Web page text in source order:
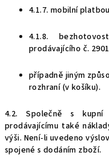
4.1.7. mobilní
4.1.8.
prodávajícího č.
případně jiným
rozhraní (v košíku).
4.2. Společně s
prodávajícímu také
výši. Není-li uvedeno
spojené s dodáním zboží.